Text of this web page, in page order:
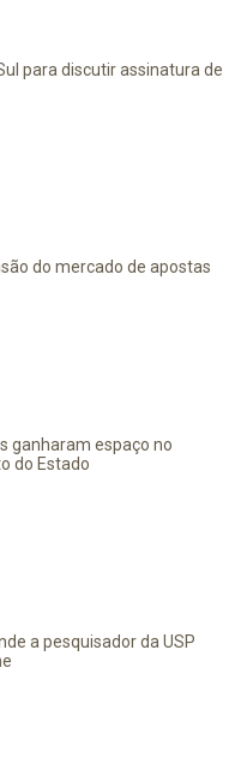
para discutir assinatura de
do mercado de apostas
ganharam espaço no
do Estado
a pesquisador da USP